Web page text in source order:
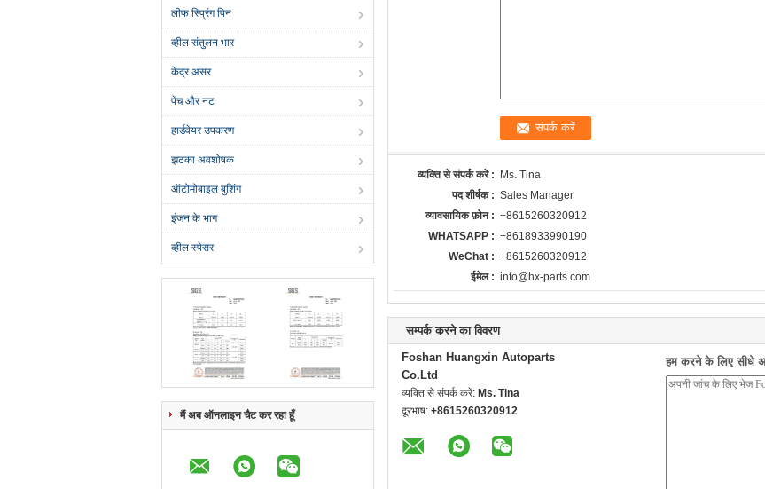
लीफ स्प्रिंग पिन
व्हील संतुलन भार
केंद्र असर
पेंच और नट
हार्डवेयर उपकरण
झटका अवशोषक
ऑटोमोबाइल बुशिंग
इंजन के भाग
व्हील स्पेसर
मैं अब ऑनलाइन चैट कर रहा हूँ
व्यक्ति से संपर्क करें :
Ms. Tina
पद शीर्षक : Sales Manager
व्यावसायिक फ़ोन : +8615260320912
WHATSAPP : +8618933990190
WeChat : +8615260320912
ईमेल : info@hx-parts.com
सम्पर्क करने का विवरण
Foshan Huangxin Autoparts
Co.Ltd
व्यक्ति से संपर्क करें: Ms. Tina
दूरभाष: +8615260320912
हम करने के लिए सीधे